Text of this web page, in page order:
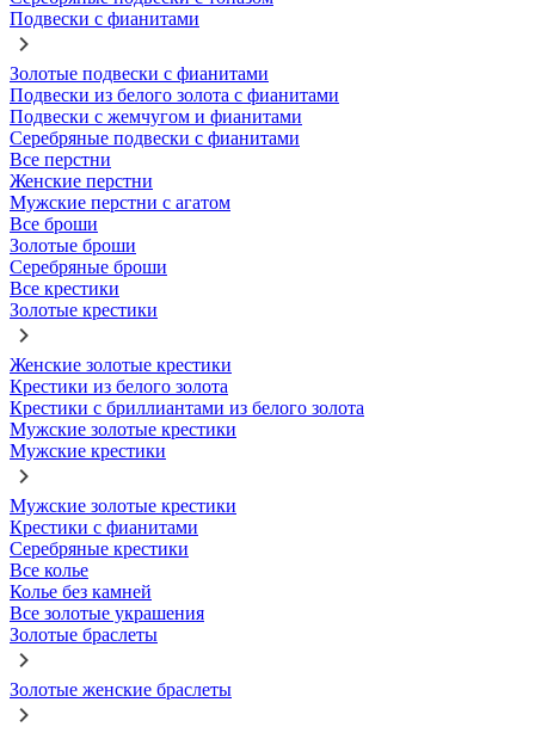
Подвески с фианитами
Золотые подвески с фианитами
Подвески из белого золота с фианитами
Подвески с жемчугом и фианитами
Серебряные подвески с фианитами
Все перстни
Женские перстни
Мужские перстни с агатом
Все броши
Золотые броши
Серебряные броши
Все крестики
Золотые крестики
Женские золотые крестики
Крестики из белого золота
Крестики с бриллиантами из белого золота
Мужские золотые крестики
Мужские крестики
Мужские золотые крестики
Крестики с фианитами
Серебряные крестики
Все колье
Колье без камней
Все золотые украшения
Золотые браслеты
Золотые женские браслеты